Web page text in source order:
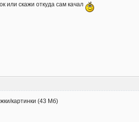
или скажи откуда сам качал
картинки (43 Мб)